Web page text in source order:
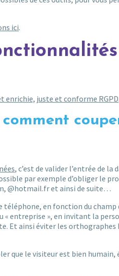
ici.
juste et conforme RGPD
comment
, c’est de valider l’entrée de la
par exemple d’obliger le
@hotmail.fr et ainsi de suite…
en fonction du champ
entreprise », en invitant la
Et ainsi éviter les orthographes
que le visiteur est bien